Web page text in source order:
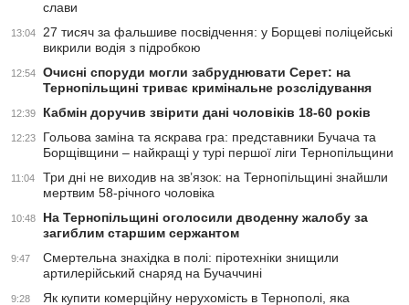
слави
13:04
27 тисяч за фальшиве посвідчення: у Борщеві поліцейські
викрили водія з підробкою
12:54
Очисні споруди могли забруднювати Серет: на
Тернопільщині триває кримінальне розслідування
12:39 Кабмін доручив звірити дані чоловіків 18-60 років
12:23
Гольова заміна та яскрава гра: представники Бучача та
Борщівщини – найкращі у турі першої ліги Тернопільщини
11:04
Три дні не виходив на зв’язок: на Тернопільщині знайшли
мертвим 58-річного чоловіка
10:48
На Тернопільщині оголосили дводенну жалобу за
загиблим старшим сержантом
9:47
Смертельна знахідка в полі: піротехніки знищили
артилерійський снаряд на Бучаччині
9:28
Як купити комерційну нерухомість в Тернополі, яка